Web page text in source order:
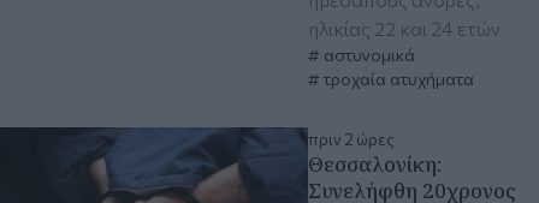
ηλικίας 22 και 24 ετών
αστυνομικά
τροχαία ατυχήματα
πριν 2 ώρες
Θεσσαλονίκη:
Συνελήφθη 20χρονος